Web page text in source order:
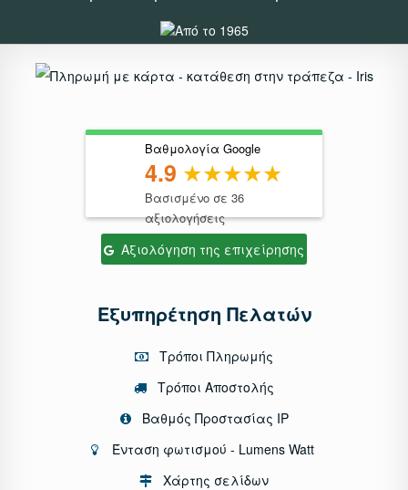
Βαθμολογία Google
4.9
Βασισμένο σε 36
αξιολογήσεις
Αξιολόγηση της επιχείρησης
Εξυπηρέτηση Πελατών
Τρόποι Πληρωμής
Τρόποι Αποστολής
Βαθμός Προστασίας IP
Ένταση φωτισμού - Lumens Watt
Χάρτης σελίδων